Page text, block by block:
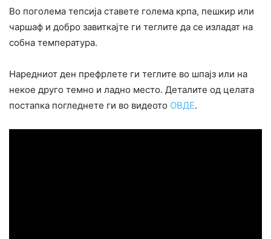
Во поголема тепсија ставете голема крпа, пешкир или
чаршаф и добро завиткајте ги теглите да се изладат на
собна температура.
Наредниот ден префрлете ги теглите во шпајз или на
некое друго темно и ладно место. Деталите од целата
постапка погледнете ги во видеото ОВДЕ.